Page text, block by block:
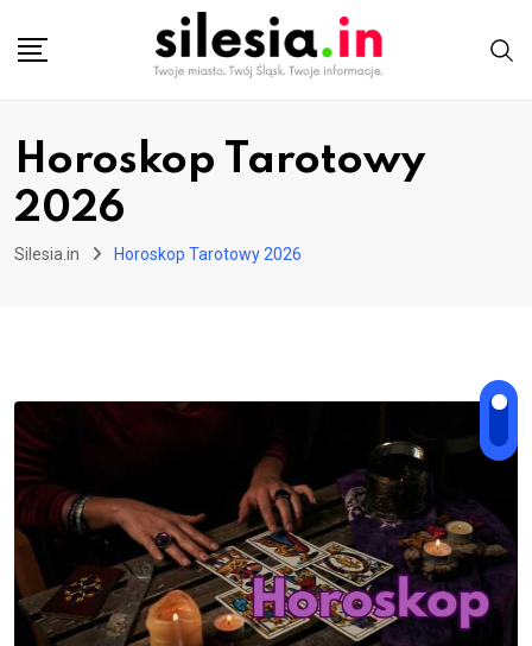
Horoskop Tarotowy
2026
Silesia.in Horoskop Tarotowy 2026